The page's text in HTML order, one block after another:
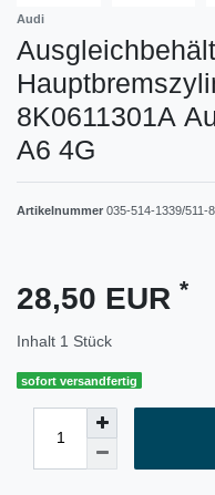
Audi
8K0611301A
A6 4G
Artikelnummer 035-514-1339/511-
28,50 EUR *
Inhalt 1 Stück
sofort versandfertig